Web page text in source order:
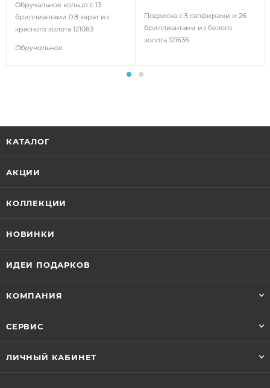
Обручальное кольцо с 13
бриллиантами 0.8 карат из
красного золота 121083
Обручальное
Подвеска с 5 сапфирами и 26
бриллиантами из белого
золота 121636
КАТАЛОГ
АКЦИИ
КОЛЛЕКЦИИ
НОВИНКИ
ИДЕИ ПОДАРКОВ
КОМПАНИЯ
СЕРВИС
ЛИЧНЫЙ КАБИНЕТ